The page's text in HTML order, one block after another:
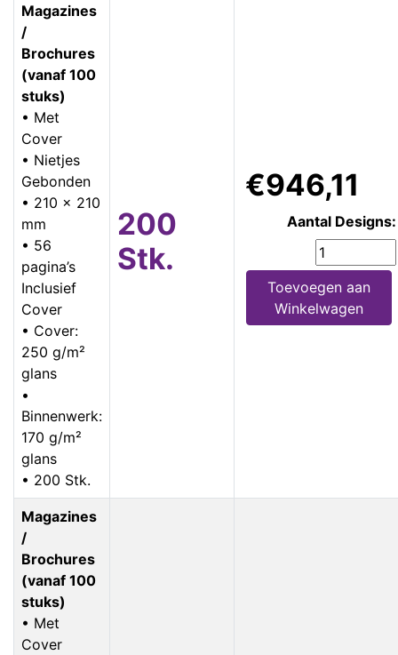
Magazines
/
Brochures
(vanaf 100
stuks)
• Met
Cover
• Nietjes
Gebonden
• 210 x 210
mm
• 56
pagina’s
Inclusief
Cover
• Cover:
250 g/m²
glans
•
Binnenwerk:
170 g/m²
glans
• 200 Stk.
200
Stk.
€946,11
Aantal Designs:
Toevoegen aan
Winkelwagen
Magazines
/
Brochures
(vanaf 100
stuks)
• Met
Cover